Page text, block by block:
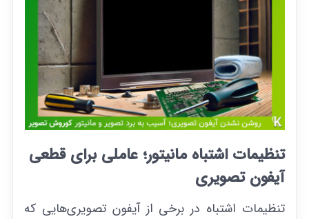
تنظیمات اشتباه مانیتور؛ عاملی برای قطعی
آیفون تصویری
تنظیمات اشتباه در برخی از آیفون تصویری‌هایی که